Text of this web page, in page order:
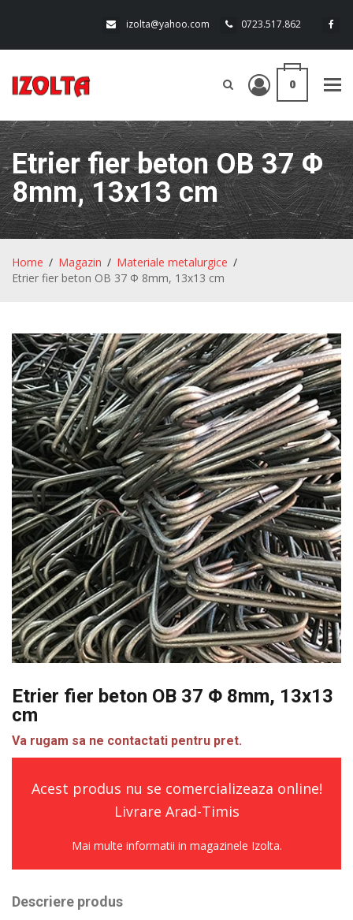
izolta@yahoo.com 0723.517.862
0
Etrier fier beton OB 37 Φ
8mm, 13x13 cm
Home Magazin
Materiale metalurgice
Etrier fier beton OB 37 Φ 8mm, 13x13 cm
Etrier fier beton OB 37 Φ 8mm, 13x13
cm
Va rugam sa ne contactati pentru pret.
Acest produs nu se comercializeaza online!
Livrare Arad-Timis
Mai multe informatii in magazinele Izolta.
Descriere produs